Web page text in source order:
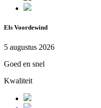
Els Voordewind
5 augustus 2026
Goed en snel
Kwaliteit